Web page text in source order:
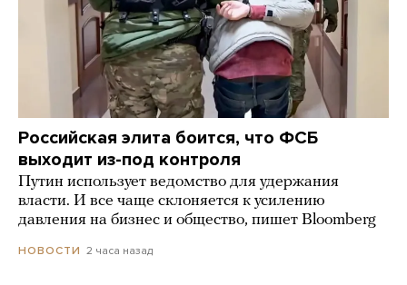
Российская элита боится, что ФСБ
выходит из-под контроля
Путин использует ведомство для удержания
власти. И все чаще склоняется к усилению
давления на бизнес и общество, пишет Bloomberg
НОВОСТИ 2 часа назад